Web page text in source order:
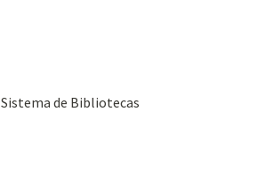
Sistema de Bibliotecas